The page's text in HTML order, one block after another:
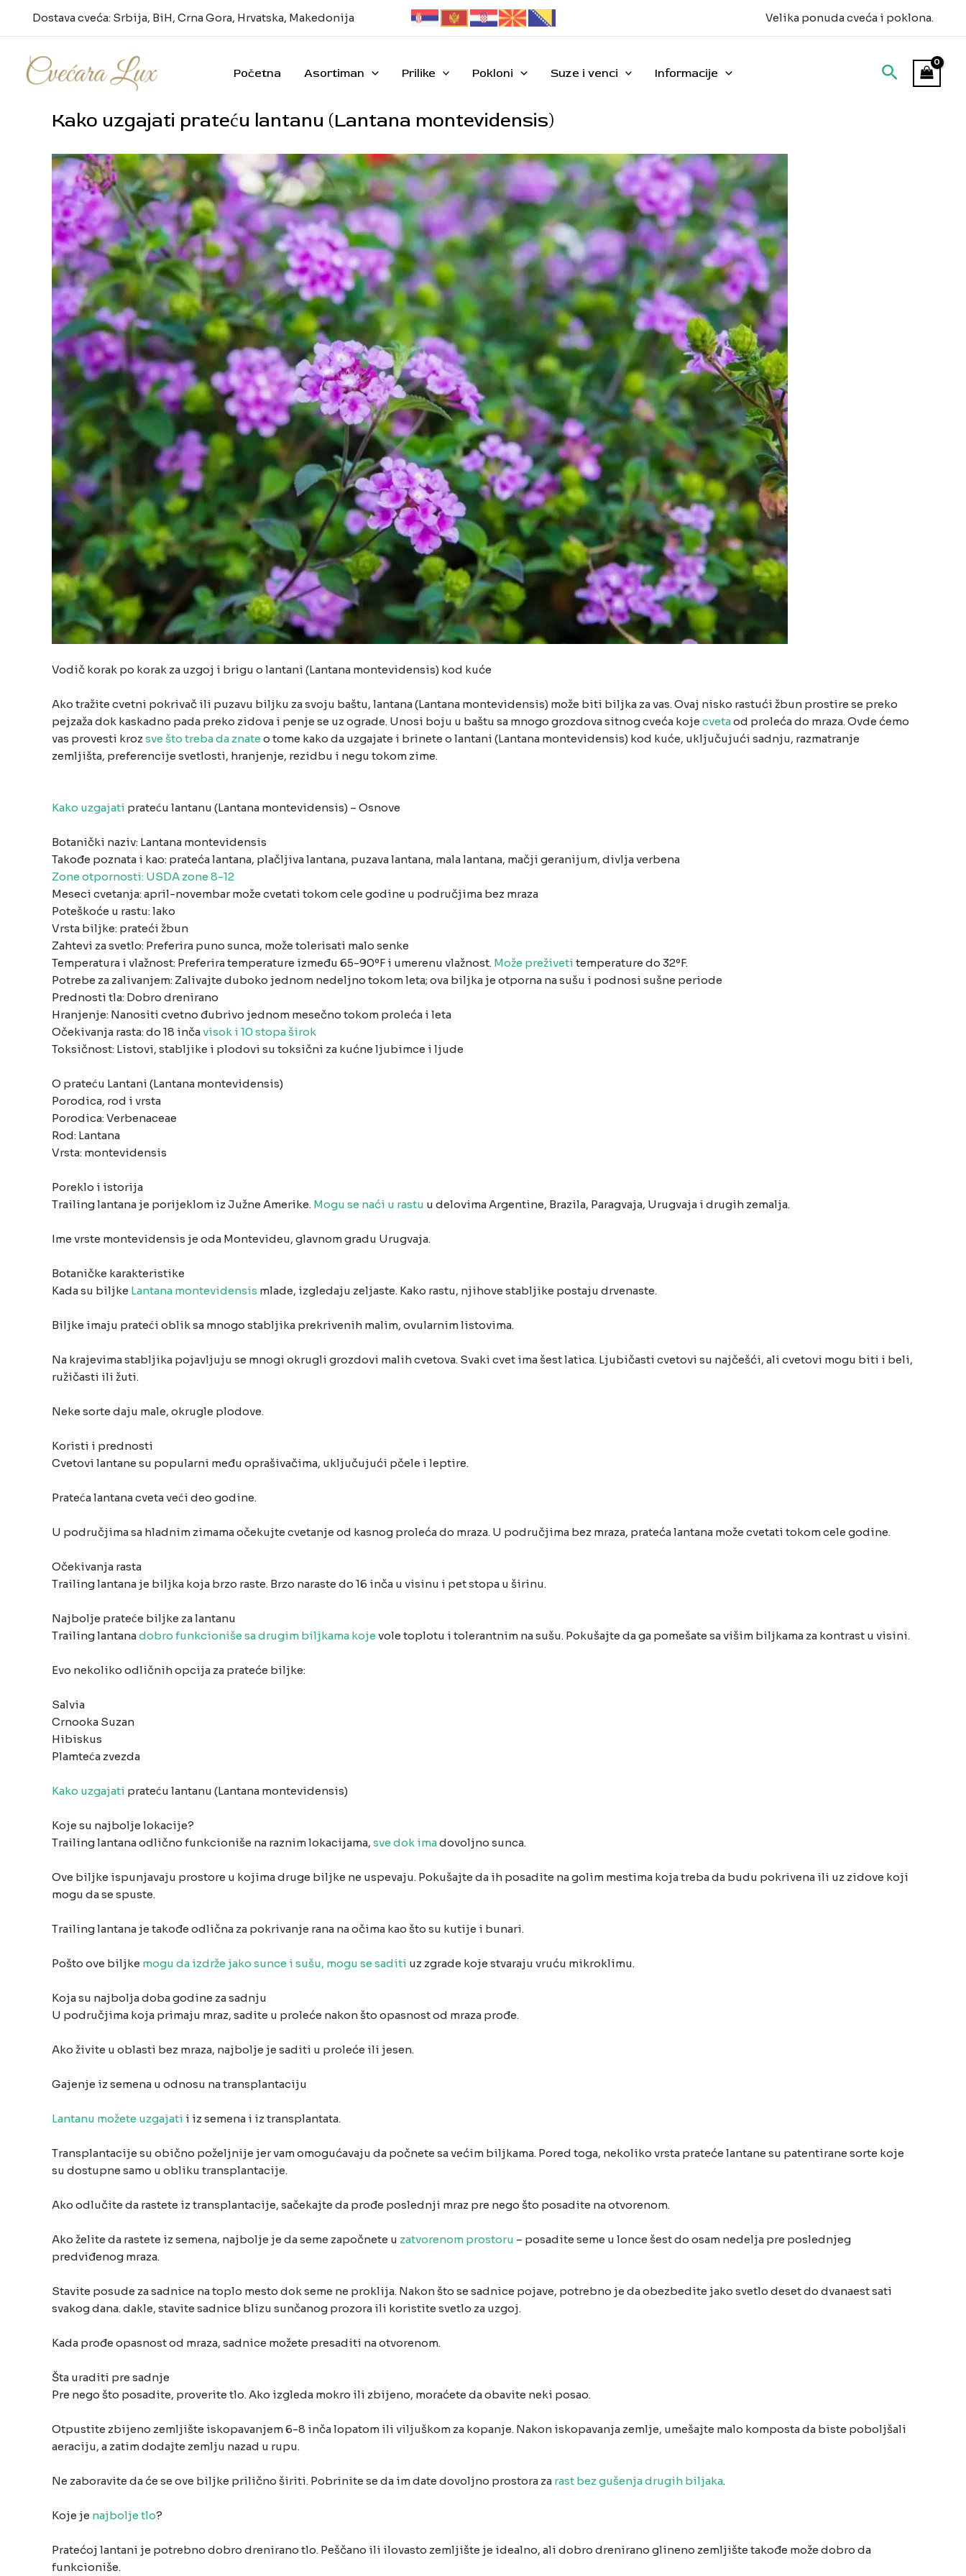
Dostava cveća: Srbija, BiH, Crna Gora, Hrvatska, Makedonija Velika ponuda cveća i poklona.
Početna Asortiman Prilike Pokloni Suze i venci Informacije
Kako uzgajati prateću lantanu (Lantana montevidensis)
Vodič korak po korak za uzgoj i brigu o lantani (Lantana montevidensis) kod kuće
Ako tražite cvetni pokrivač ili puzavu biljku za svoju baštu, lantana (Lantana montevidensis) može biti biljka za vas. Ovaj nisko rastući žbun prostire se preko
pejzaža dok kaskadno pada preko zidova i penje se uz ograde. Unosi boju u baštu sa mnogo grozdova sitnog cveća koje cvetaod proleća do mraza. Ovde ćemo
vas provesti kroz sve što treba da znate o tome kako da uzgajate i brinete o lantani (Lantana montevidensis) kod kuće, uključujući sadnju, razmatranje
zemljišta, preferencije svetlosti, hranjenje, rezidbu i negu tokom zime.
Kako uzgajati prateću lantanu (Lantana montevidensis) – Osnove
Botanički naziv: Lantana montevidensis
Takođe poznata i kao: prateća lantana, plačljiva lantana, puzava lantana, mala lantana, mačji geranijum, divlja verbena
Zone otpornosti: USDA zone 8-12
Meseci cvetanja: april-novembar može cvetati tokom cele godine u područjima bez mraza
Poteškoće u rastu: lako
Vrsta biljke: prateći žbun
Zahtevi za svetlo: Preferira puno sunca, može tolerisati malo senke
Temperatura i vlažnost: Preferira temperature između 65-90ºF i umerenu vlažnost. Može preživeti temperature do 32ºF.
Potrebe za zalivanjem: Zalivajte duboko jednom nedeljno tokom leta; ova biljka je otporna na sušu i podnosi sušne periode
Prednosti tla: Dobro drenirano
Hranjenje: Nanositi cvetno đubrivo jednom mesečno tokom proleća i leta
Očekivanja rasta: do 18 inčavisok i 10 stopa širok
Toksičnost: Listovi, stabljike i plodovi su toksični za kućne ljubimce i ljude
O prateću Lantani (Lantana montevidensis)
Porodica, rod i vrsta
Porodica: Verbenaceae
Rod: Lantana
Vrsta: montevidensis
Poreklo i istorija
Trailing lantana je porijeklom iz Južne Amerike. Mogu se naći u rastu u delovima Argentine, Brazila, Paragvaja, Urugvaja i drugih zemalja.
Ime vrste montevidensis je oda Montevideu, glavnom gradu Urugvaja.
Botaničke karakteristike
Kada su biljke Lantana montevidensis mlade, izgledaju zeljaste. Kako rastu, njihove stabljike postaju drvenaste.
Biljke imaju prateći oblik sa mnogo stabljika prekrivenih malim, ovularnim listovima.
Na krajevima stabljika pojavljuju se mnogi okrugli grozdovi malih cvetova. Svaki cvet ima šest latica. Ljubičasti cvetovi su najčešći, ali cvetovi mogu biti i beli,
ružičasti ili žuti.
Neke sorte daju male, okrugle plodove.
Koristi i prednosti
Cvetovi lantane su popularni među oprašivačima, uključujući pčele i leptire.
Prateća lantana cveta veći deo godine.
U područjima sa hladnim zimama očekujte cvetanje od kasnog proleća do mraza. U područjima bez mraza, prateća lantana može cvetati tokom cele godine.
Očekivanja rasta
Trailing lantana je biljka koja brzo raste. Brzo naraste do 16 inča u visinu i pet stopa u širinu.
Najbolje prateće biljke za lantanu
Trailing lantanadobro funkcioniše sa drugim biljkama koje vole toplotu i tolerantnim na sušu. Pokušajte da ga pomešate sa višim biljkama za kontrast u visini.
Evo nekoliko odličnih opcija za prateće biljke:
Salvia
Crnooka Suzan
Hibiskus
Plamteća zvezda
Kako uzgajati prateću lantanu (Lantana montevidensis)
Koje su najbolje lokacije?
Trailing lantana odlično funkcioniše na raznim lokacijama, sve dok imadovoljno sunca.
Ove biljke ispunjavaju prostore u kojima druge biljke ne uspevaju. Pokušajte da ih posadite na golim mestima koja treba da budu pokrivena ili uz zidove koji
mogu da se spuste.
Trailing lantana je takođe odlična za pokrivanje rana na očima kao što su kutije i bunari.
Pošto ove biljke mogu da izdrže jako sunce i sušu, mogu se saditi uz zgrade koje stvaraju vruću mikroklimu.
Koja su najbolja doba godine za sadnju
U područjima koja primaju mraz, sadite u proleće nakon što opasnost od mraza prođe.
Ako živite u oblasti bez mraza, najbolje je saditi u proleće ili jesen.
Gajenje iz semena u odnosu na transplantaciju
Lantanu možete uzgajati i iz semena i iz transplantata.
Transplantacije su obično poželjnije jer vam omogućavaju da počnete sa većim biljkama. Pored toga, nekoliko vrsta prateće lantane su patentirane sorte koje
su dostupne samo u obliku transplantacije.
Ako odlučite da rastete iz transplantacije, sačekajte da prođe poslednji mraz pre nego što posadite na otvorenom.
Ako želite da rastete iz semena, najbolje je da seme započnete u zatvorenom prostoru – posadite seme u lonce šest do osam nedelja pre poslednjeg
predviđenog mraza.
Stavite posude za sadnice na toplo mesto dok seme ne proklija. Nakon što se sadnice pojave, potrebno je da obezbedite jako svetlo deset do dvanaest sati
svakog dana. dakle, stavite sadnice blizu sunčanog prozora ili koristite svetlo za uzgoj.
Kada prođe opasnost od mraza, sadnice možete presaditi na otvorenom.
Šta uraditi pre sadnje
Pre nego što posadite, proverite tlo. Ako izgleda mokro ili zbijeno, moraćete da obavite neki posao.
Otpustite zbijeno zemljište iskopavanjem 6-8 inča lopatom ili viljuškom za kopanje. Nakon iskopavanja zemlje, umešajte malo komposta da biste poboljšali
aeraciju, a zatim dodajte zemlju nazad u rupu.
Ne zaboravite da će se ove biljke prilično širiti. Pobrinite se da im date dovoljno prostora za rast bez gušenja drugih biljaka.
Koje je najbolje tlo?
Pratećoj lantani je potrebno dobro drenirano tlo. Peščano ili ilovasto zemljište je idealno, ali dobro drenirano glineno zemljište takođe može dobro da
funkcioniše.